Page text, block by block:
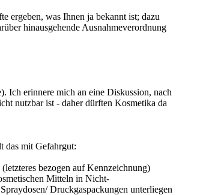
ergeben, was Ihnen ja bekannt ist; dazu
hinausgehende Ausnahmeverordnung
Ich erinnere mich an eine Diskussion, nach
nutzbar ist - daher dürften Kosmetika da
das mit Gefahrgut:
bezogen auf Kennzeichnung)
Mitteln in Nicht-
Druckgaspackungen unterliegen